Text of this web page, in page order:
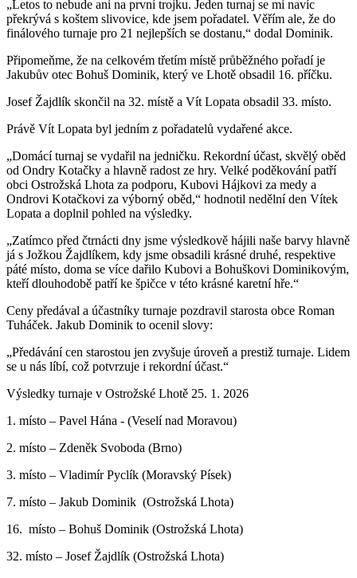
„Letos to nebude ani na první trojku. Jeden turnaj se mi navíc
překrývá s koštem slivovice, kde jsem pořadatel. Věřím ale, že do
finálového turnaje pro 21 nejlepších se dostanu,“ dodal Dominik.
Připomeňme, že na celkovém třetím místě průběžného pořadí je
Jakubův otec Bohuš Dominik, který ve Lhotě obsadil 16. příčku.
Josef Žajdlík skončil na 32. místě a Vít Lopata obsadil 33. místo.
Právě Vít Lopata byl jedním z pořadatelů vydařené akce.
„Domácí turnaj se vydařil na jedničku. Rekordní účast, skvělý oběd
od Ondry Kotačky a hlavně radost ze hry. Velké poděkování patří
obci Ostrožská Lhota za podporu, Kubovi Hájkovi za medy a
Ondrovi Kotačkovi za výborný oběd,“ hodnotil nedělní den Vítek
Lopata a doplnil pohled na výsledky.
„Zatímco před čtrnácti dny jsme výsledkově hájili naše barvy hlavně
já s Jožkou Žajdlíkem, kdy jsme obsadili krásné druhé, respektive
páté místo, doma se více dařilo Kubovi a Bohuškovi Dominikovým,
kteří dlouhodobě patří ke špičce v této krásné karetní hře.“
Ceny předával a účastníky turnaje pozdravil starosta obce Roman
Tuháček. Jakub Dominik to ocenil slovy:
„Předávání cen starostou jen zvyšuje úroveň a prestiž turnaje. Lidem
se u nás líbí, což potvrzuje i rekordní účast.“
Výsledky turnaje v Ostrožské Lhotě 25. 1. 2026
1. místo – Pavel Hána - (Veselí nad Moravou)
2. místo – Zdeněk Svoboda (Brno)
3. místo – Vladimír Pyclík (Moravský Písek)
7. místo – Jakub Dominik (Ostrožská Lhota)
16. místo – Bohuš Dominik (Ostrožská Lhota)
32. místo – Josef Žajdlík (Ostrožská Lhota)